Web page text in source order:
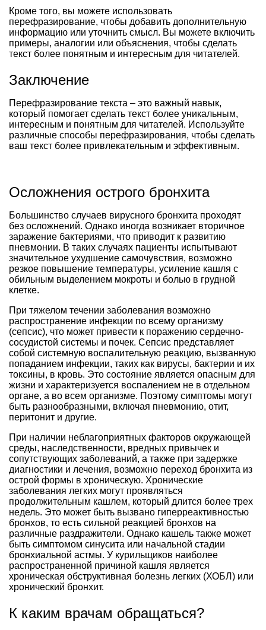
Кроме того, вы можете использовать
перефразирование, чтобы добавить дополнительную
информацию или уточнить смысл. Вы можете включить
примеры, аналогии или объяснения, чтобы сделать
текст более понятным и интересным для читателей.
Заключение
Перефразирование текста – это важный навык,
который помогает сделать текст более уникальным,
интересным и понятным для читателей. Используйте
различные способы перефразирования, чтобы сделать
ваш текст более привлекательным и эффективным.
Осложнения острого бронхита
Большинство случаев вирусного бронхита проходят
без осложнений. Однако иногда возникает вторичное
заражение бактериями, что приводит к развитию
пневмонии. В таких случаях пациенты испытывают
значительное ухудшение самочувствия, возможно
резкое повышение температуры, усиление кашля с
обильным выделением мокроты и болью в грудной
клетке.
При тяжелом течении заболевания возможно
распространение инфекции по всему организму
(сепсис), что может привести к поражению сердечно-
сосудистой системы и почек. Сепсис представляет
собой системную воспалительную реакцию, вызванную
попаданием инфекции, таких как вирусы, бактерии и их
токсины, в кровь. Это состояние является опасным для
жизни и характеризуется воспалением не в отдельном
органе, а во всем организме. Поэтому симптомы могут
быть разнообразными, включая пневмонию, отит,
перитонит и другие.
При наличии неблагоприятных факторов окружающей
среды, наследственности, вредных привычек и
сопутствующих заболеваний, а также при задержке
диагностики и лечения, возможно переход бронхита из
острой формы в хроническую. Хронические
заболевания легких могут проявляться
продолжительным кашлем, который длится более трех
недель. Это может быть вызвано гиперреактивностью
бронхов, то есть сильной реакцией бронхов на
различные раздражители. Однако кашель также может
быть симптомом синусита или начальной стадии
бронхиальной астмы. У курильщиков наиболее
распространенной причиной кашля является
хроническая обструктивная болезнь легких (ХОБЛ) или
хронический бронхит.
К каким врачам обращаться?